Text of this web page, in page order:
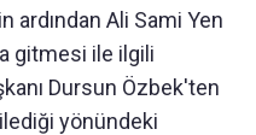
ardından Ali Sami Yen
gitmesi ile ilgili
Dursun Özbek'ten
yönündeki